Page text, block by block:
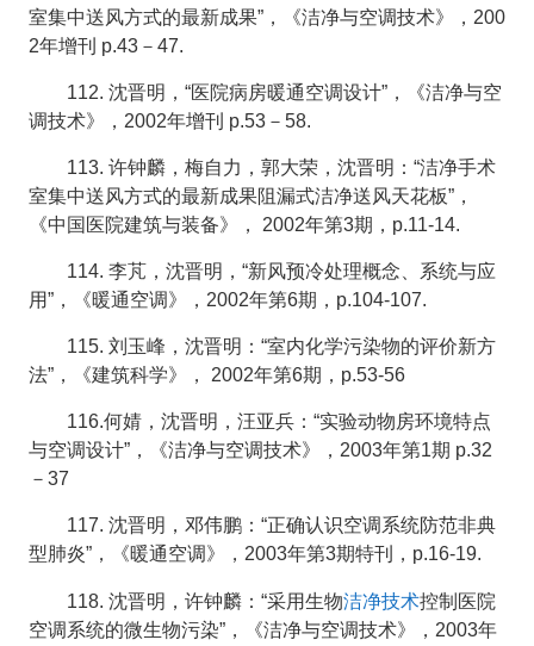
室集中送风方式的最新成果”，《洁净与空调技术》，200
2年增刊 p.43－47.
112. 沈晋明，“医院病房暖通空调设计”，《洁净与空
调技术》，2002年增刊 p.53－58.
113. 许钟麟，梅自力，郭大荣，沈晋明：“洁净手术
室集中送风方式的最新成果阻漏式洁净送风天花板”，
《中国医院建筑与装备》， 2002年第3期，p.11-14.
114. 李芃，沈晋明，“新风预冷处理概念、系统与应
用”，《暖通空调》，2002年第6期，p.104-107.
115. 刘玉峰，沈晋明：“室内化学污染物的评价新方
法”，《建筑科学》， 2002年第6期，p.53-56
116.何婧，沈晋明，汪亚兵：“实验动物房环境特点
与空调设计”，《洁净与空调技术》，2003年第1期 p.32
－37
117. 沈晋明，邓伟鹏：“正确认识空调系统防范非典
型肺炎”，《暖通空调》，2003年第3期特刊，p.16-19.
118. 沈晋明，许钟麟：“采用生物洁净技术控制医院
空调系统的微生物污染”，《洁净与空调技术》，2003年